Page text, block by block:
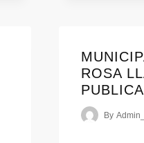
ROSA
PUBLICA
By